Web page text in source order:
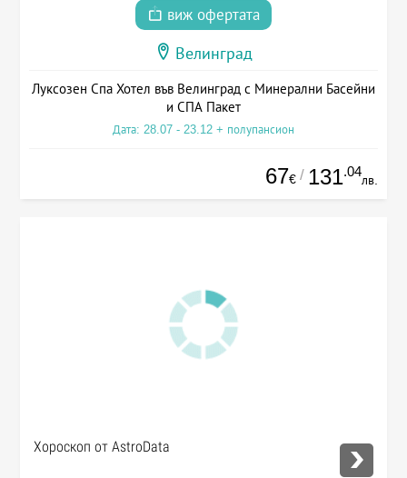
виж офертата
Велинград
Луксозен Спа Хотел във Велинград с Минерални Басейни
и СПА Пакет
Дата: 28.07 - 23.12 + полупансион
67€ / 131.04
лв.
Хороскоп от AstroData